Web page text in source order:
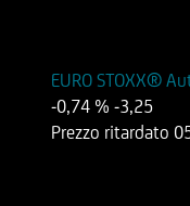
EURO STOXX®
-0,74 %-3,25
Prezzo ritardato